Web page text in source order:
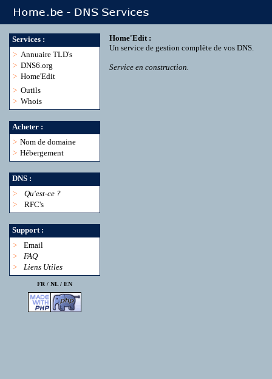
Services :
> Annuaire TLD's
> DNS6.org
> Home'Edit
> Outils
> Whois
Acheter :
> Nom de domaine
> Hébergement
DNS :
>
Qu'est-ce ?
>
RFC's
Support :
>
Email
>
FAQ
>
Liens Utiles
FR / NL/ EN
Home'Edit :
Un service de gestion complète de vos DNS.
Service en construction.